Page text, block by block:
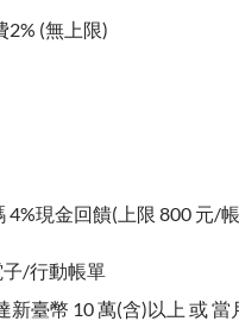
2% (無上限)
現金回饋(上限 800 元/
子/行動帳單
臺幣 10 萬(含)以上 或 當